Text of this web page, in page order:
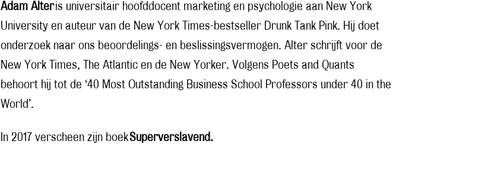
Adam Alteris universitair hoofddocent marketing en psychologie aan New York
University en auteur van de New York Times-bestseller Drunk Tank Pink. Hij doet
onderzoek naar ons beoordelings- en beslissingsvermogen. Alter schrijft voor de
New York Times, The Atlantic en de New Yorker. Volgens Poets and Quants
behoort hij tot de ‘40 Most Outstanding Business School Professors under 40 in the
World’.
In 2017 verscheen zijn boekSuperverslavend.